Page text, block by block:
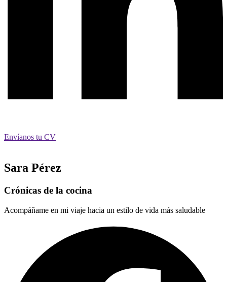
Envíanos tu CV
Sara Pérez
Crónicas de la cocina
Acompáñame en mi viaje hacia un estilo de vida más saludable